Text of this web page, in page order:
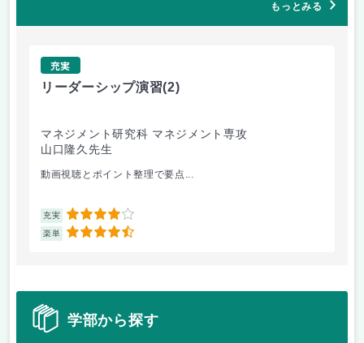
もっとみる
充実
リーダーシップ演習(2)
マネジメント研究科 マネジメント専攻
山口隆久先生
動画視聴とポイント整理で要点...
充実 4
楽単 4.5
学部から探す